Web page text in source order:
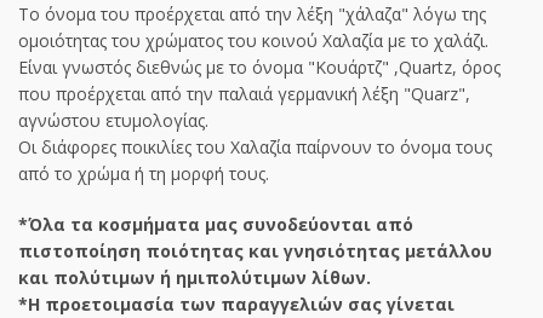
Το όνομα του προέρχεται από την λέξη "χάλαζα" λόγω της
ομοιότητας του χρώματος του κοινού Χαλαζία με το χαλάζι.
Είναι γνωστός διεθνώς με το όνομα "Κουάρτζ" ,Quartz, όρος
που προέρχεται από την παλαιά γερμανική λέξη "Quarz",
αγνώστου ετυμολογίας.
Οι διάφορες ποικιλίες του Χαλαζία παίρνουν το όνομα τους
από το χρώμα ή τη μορφή τους.
*Όλα τα κοσμήματα μας συνοδεύονται από
πιστοποίηση ποιότητας και γνησιότητας μετάλλου
και πολύτιμων ή ημιπολύτιμων λίθων.
*Η προετοιμασία των παραγγελιών σας γίνεται